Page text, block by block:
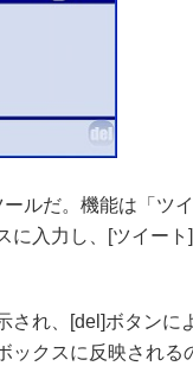
ルだ。機能は「ツイ
に入力し、[ツイー
れ、[del]ボタンに
ックスに反映される